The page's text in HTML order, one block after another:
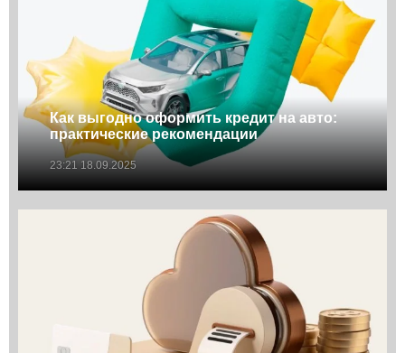
Как выгодно оформить кредит на авто:
практические рекомендации
23:21 18.09.2025